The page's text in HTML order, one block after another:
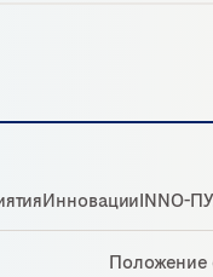
ИнновацииINNO-
Положение